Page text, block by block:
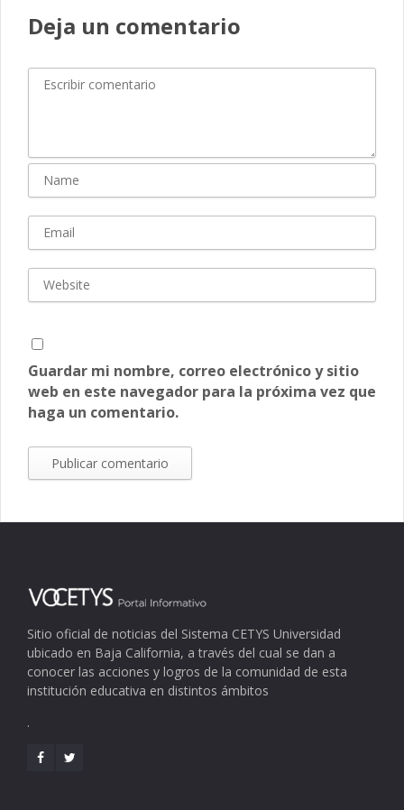
Deja un comentario
Guardar mi nombre, correo electrónico y sitio
web en este navegador para la próxima vez que
haga un comentario.
Sitio oficial de noticias del Sistema CETYS Universidad
ubicado en Baja California, a través del cual se dan a
conocer las acciones y logros de la comunidad de esta
institución educativa en distintos ámbitos
.